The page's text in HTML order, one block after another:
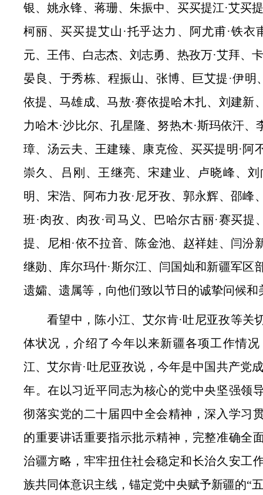
银、姚永锋、蒋珊、朱振中、买买提江·艾买
柯丽、买买提艾山·托乎达力、阿尤甫·铁衣
元、王伟、白志杰、刘志勇、热孜万·艾拜、
晏良、于秀栋、程振山、张博、巨艾提·伊明
依提、马雄成、马敖·赛依提哈木扎、刘建新
力哈木·沙比尔、孔星隆、努热木·斯玛依汗
璋、汤云夫、王建臻、康克俭、买买提明·阿
崇久、吕刚、王继亮、宋建业、卢晓峰、
明、宋浩、阿布力孜·尼牙孜、郭永辉、邵峰
班·肉孜、肉孜·司马义、巴哈尔古丽·赛买提
提、尼相·依不拉音、陈金池、赵祥娃、闫汾
继勋、库尔玛什·斯尔江、闫国灿和新疆军区
遗孀、遗属等，向他们致以节日的诚挚问候和
看望中，陈小江、艾尔肯·吐尼亚孜等关
体状况，介绍了今年以来新疆各项工作情
江、艾尔肯·吐尼亚孜说，今年是中国共产党
年。在以习近平同志为核心的党中央坚强领
彻落实党的二十届四中全会精神，深入学习
的重要讲话重要指示批示精神，完整准确全
治疆方略，牢牢扭住社会稳定和长治久安工
族共同体意识主线，锚定党中央赋予新疆的“